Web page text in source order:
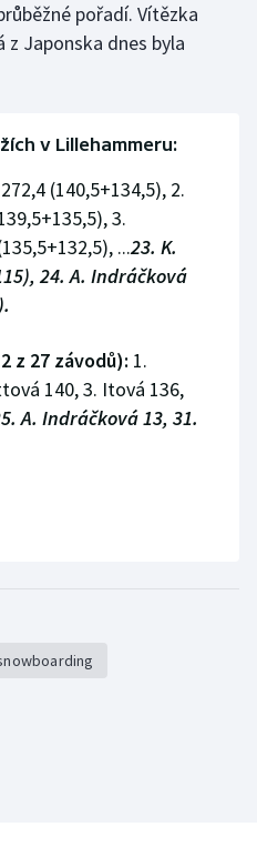
pořadí. Vítězka
Japonska dnes byla
v Lillehammeru:
(140,5+134,5), 2.
3.
...23. K.
24. A. Indráčková
z 27 závodů): 1.
140, 3. Itová 136,
A. Indráčková 13, 31.